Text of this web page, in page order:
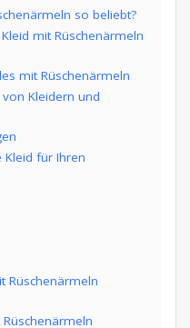
so beliebt?
mit Rüschenärmeln
mit Rüschenärmeln
Kleidern und
Kleid für Ihren
Rüschenärmeln